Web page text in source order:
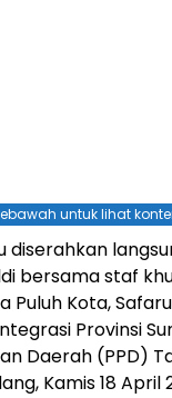
untuk lihat
diserahkan
bersama staf
Puluh Kota,
Provinsi
Daerah (PPD)
Kamis 18 April